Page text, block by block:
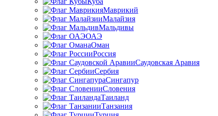
Маврикий
Малайзия
Мальдивы
ОАЭ
Оман
Россия
Саудовская Аравия
Сербия
Сингапур
Словения
Таиланд
Танзания